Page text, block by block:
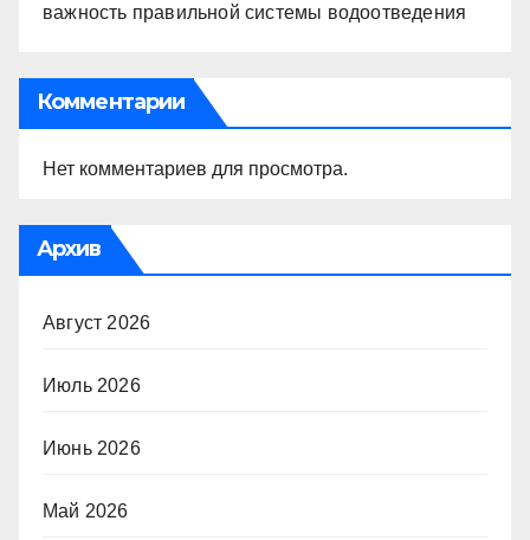
важность правильной системы водоотведения
Комментарии
Нет комментариев для просмотра.
Архив
Август 2026
Июль 2026
Июнь 2026
Май 2026